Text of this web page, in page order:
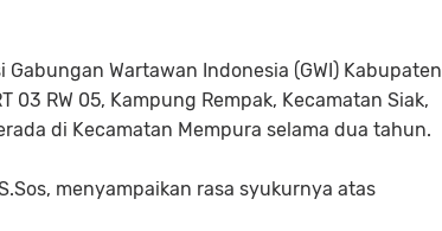
Wartawan Indonesia (GWI) Kabupaten
RW 05, Kampung Rempak, Kecamatan Siak,
di Kecamatan Mempura selama dua tahun.
menyampaikan rasa syukurnya atas